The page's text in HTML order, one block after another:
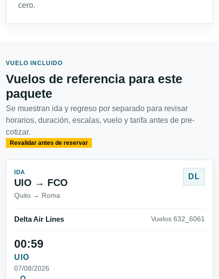
cero.
VUELO INCLUIDO
Vuelos de referencia para este
paquete
Se muestran ida y regreso por separado para revisar
horarios, duración, escalas, vuelo y tarifa antes de pre-
cotizar.
Revalidar antes de reservar
IDA
UIO → FCO
Quito → Roma
DL
Delta Air Lines Vuelos 632_6061
00:59
UIO
07/08/2026